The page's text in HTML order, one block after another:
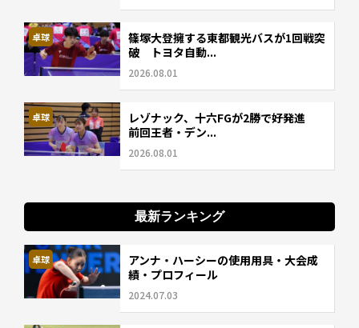
卓球
篠塚大登擁する東都観光バスが1回戦突
破 トヨタ自動...
2026.08.01
卓球
レゾナック、十六FGが2勝で好発進
前回王者・デン...
2026.08.01
最新ランキング
卓球
アンナ・ハーシーの使用用具・大会成
績・プロフィール
2024.07.03